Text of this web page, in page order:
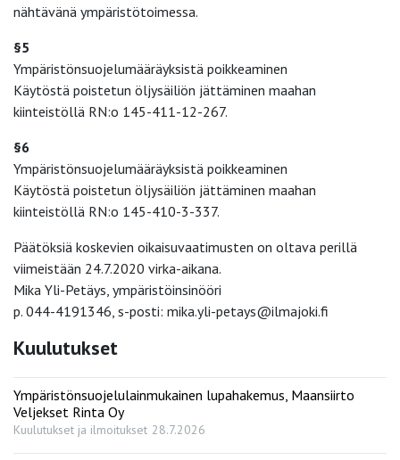
nähtävänä ympäristötoimessa.
§5
Ympäristönsuojelumääräyksistä poikkeaminen
Käytöstä poistetun öljysäiliön jättäminen maahan
kiinteistöllä RN:o 145-411-12-267.
§6
Ympäristönsuojelumääräyksistä poikkeaminen
Käytöstä poistetun öljysäiliön jättäminen maahan
kiinteistöllä RN:o 145-410-3-337.
Päätöksiä koskevien oikaisuvaatimusten on oltava perillä
viimeistään 24.7.2020 virka-aikana.
Mika Yli-Petäys, ympäristöinsinööri
p. 044-4191346, s-posti: mika.yli-petays@ilmajoki.fi
Kuulutukset
Ympäristönsuojelulainmukainen lupahakemus, Maansiirto
Veljekset Rinta Oy
Kuulutukset ja ilmoitukset 28.7.2026